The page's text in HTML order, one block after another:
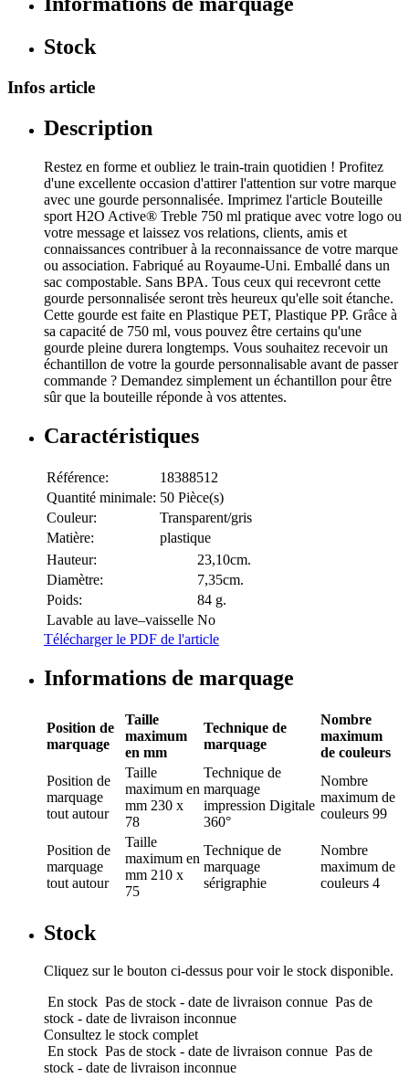
Stock
Infos article
Description
Restez en forme et oubliez le train-train quotidien ! Profitez
d'une excellente occasion d'attirer l'attention sur votre marque
avec une gourde personnalisée. Imprimez l'article Bouteille
sport H2O Active® Treble 750 ml pratique avec votre logo ou
votre message et laissez vos relations, clients, amis et
connaissances contribuer à la reconnaissance de votre marque
ou association. Fabriqué au Royaume-Uni. Emballé dans un
sac compostable. Sans BPA. Tous ceux qui recevront cette
gourde personnalisée seront très heureux qu'elle soit étanche.
Cette gourde est faite en Plastique PET, Plastique PP. Grâce à
sa capacité de 750 ml, vous pouvez être certains qu'une
gourde pleine durera longtemps. Vous souhaitez recevoir un
échantillon de votre la gourde personnalisable avant de passer
commande ? Demandez simplement un échantillon pour être
sûr que la bouteille réponde à vos attentes.
Caractéristiques
Référence:
18388512
Quantité minimale: 50 Pièce(s)
Couleur:
Transparent/gris
Matière:
plastique
Hauteur:
23,10cm.
Diamètre:
7,35cm.
Poids:
84 g.
Lavable au lave–vaisselle No
Télécharger le PDF de l'article
Informations de marquage
Position de
marquage
Taille
maximum
en mm
Technique de
marquage
Nombre
maximum
de couleurs
Position de
marquage
tout autour
Taille
maximum en
mm 230 x
78
Technique de
marquage
impression Digitale
360°
Nombre
maximum de
couleurs 99
Position de
marquage
tout autour
Taille
maximum en
mm 210 x
75
Technique de
marquage
sérigraphie
Nombre
maximum de
couleurs 4
Stock
Cliquez sur le bouton ci-dessus pour voir le stock disponible.
En stock Pas de stock - date de livraison connue Pas de
stock - date de livraison inconnue
Consultez le stock complet
En stock Pas de stock - date de livraison connue Pas de
stock - date de livraison inconnue